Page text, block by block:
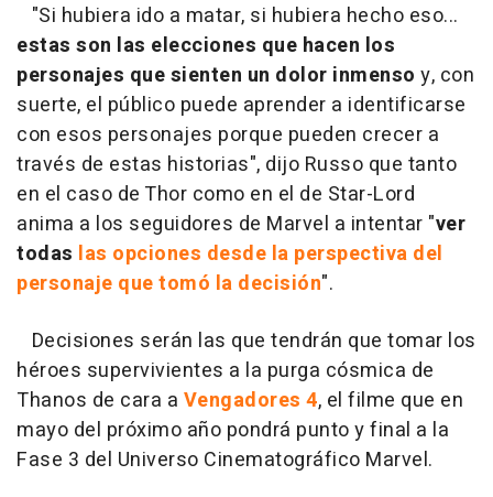
"Si hubiera ido a matar, si hubiera hecho eso...
estas son las elecciones que hacen los
personajes que sienten un dolor inmenso y, con
suerte, el público puede aprender a identificarse
con esos personajes porque pueden crecer a
través de estas historias", dijo Russo que tanto
en el caso de Thor como en el de Star-Lord
anima a los seguidores de Marvel a intentar "ver
todas las opciones desde la perspectiva del
personaje que tomó la decisión".
Decisiones serán las que tendrán que tomar los
héroes supervivientes a la purga cósmica de
Thanos de cara a Vengadores 4, el filme que en
mayo del próximo año pondrá punto y final a la
Fase 3 del Universo Cinematográfico Marvel.